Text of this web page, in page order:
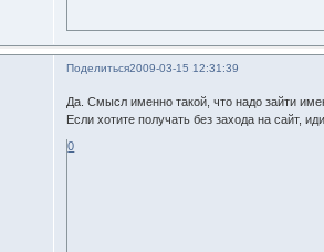
Поделиться2009-03-15 12:31:39
Да. Смысл именно такой, что надо зайти
Если хотите получать без захода на сайт,
0